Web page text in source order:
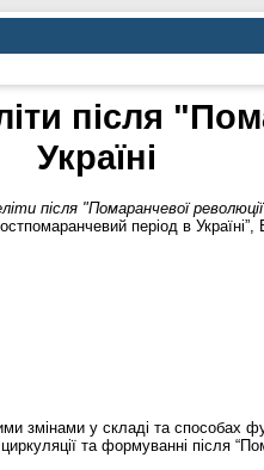
після
Україні
після "Помаранчевої революції"
період в
змінами у складі та способах
та формуванні після